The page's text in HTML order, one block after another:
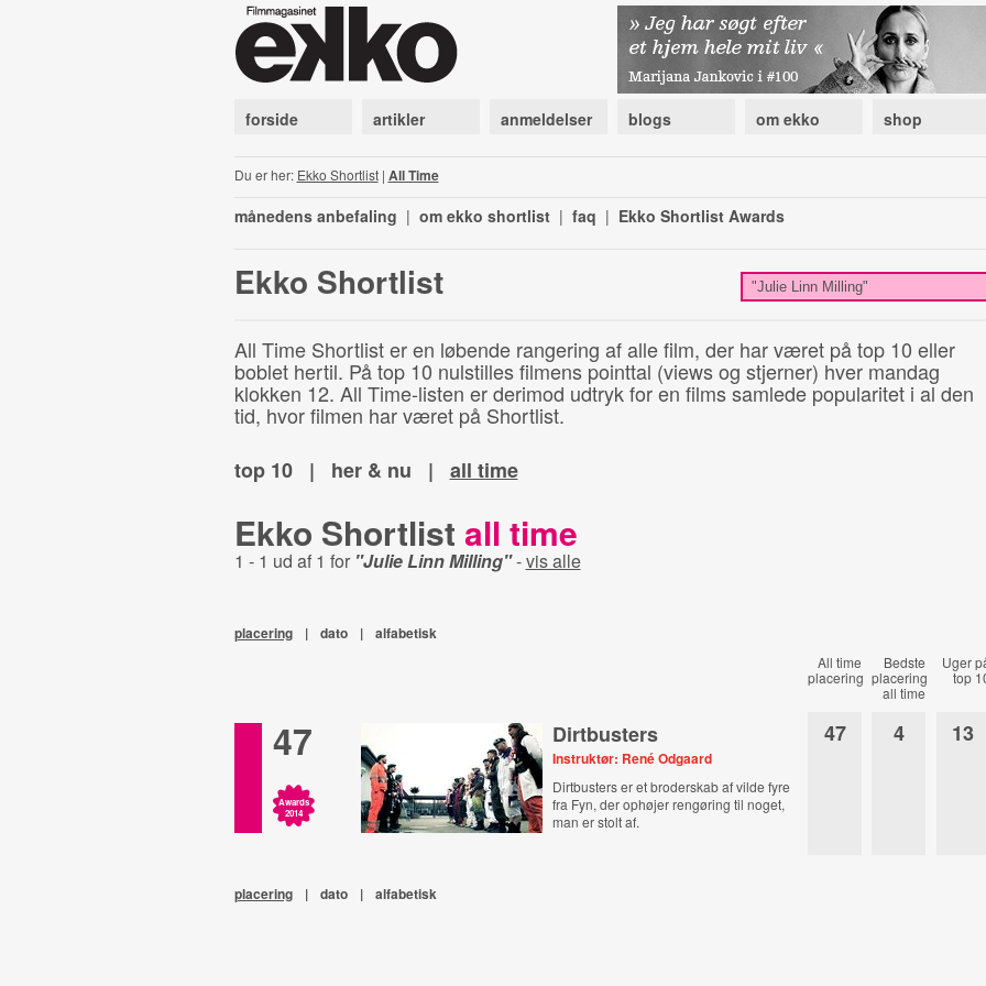
forside artikler anmeldelser blogs om ekko shop
Du er her: Ekko Shortlist| All Time
månedens anbefaling | om ekko shortlist | faq | Ekko Shortlist Awards
Ekko Shortlist
All Time Shortlist er en løbende rangering af alle film, der har været på top 10 eller
boblet hertil. På top 10 nulstilles filmens pointtal (views og stjerner) hver mandag
klokken 12. All Time-listen er derimod udtryk for en films samlede popularitet i al den
tid, hvor filmen har været på Shortlist.
top 10
| her & nu | all time
Ekko Shortlist all time
1 - 1 ud af 1 for "Julie Linn Milling"-vis alle
placering | dato | alfabetisk
All time
placering
Bedste
placering
all time
Uger
top
47
Awards
2014
Dirtbusters
Instruktør: René Odgaard
Dirtbusters er et broderskab af vilde fyre
fra Fyn, der ophøjer rengøring til noget,
man er stolt af.
47 4 13
placering | dato | alfabetisk